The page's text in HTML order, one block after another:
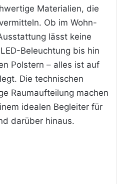
Materialien, die
Ob im Wohn-
lässt keine
Beleuchtung bis hin
Polstern – alles ist auf
Die technischen
Raumaufteilung machen
idealen Begleiter für
darüber hinaus.